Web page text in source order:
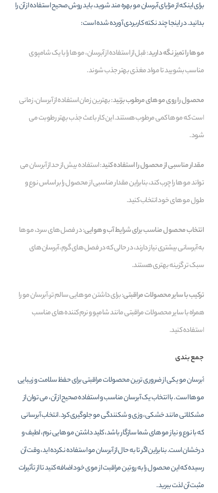
برای اینکه از مزایای آبرسان مو بهره‌ مند شوید، باید روش صحیح استفاده از آن را
بدانید. در اینجا چند نکته کاربردی آورده شده است:
مو ها را تمیز نگه دارید: قبل از استفاده از آبرسان، مو ها را با یک شامپوی
مناسب بشویید تا مواد مغذی بهتر جذب شوند.
محصول را روی مو های مرطوب بزنید: بهترین زمان استفاده از آبرسان، زمانی
است که مو ها کمی مرطوب هستند. این کار باعث جذب بهتر رطوبت می‌
شود.
مقدار مناسبی از محصول را استفاده کنید: استفاده بیش از حد از آبرسان می‌
تواند مو ها را چرب کند، بنابراین مقدار مناسبی از محصول را بر اساس نوع و
طول مو های خود انتخاب کنید.
انتخاب محصول مناسب برای شرایط آب‌ و هوایی: در فصل‌ های سرد، مو ها
به آبرسانی بیشتری نیاز دارند، در حالی که در فصل‌ های گرم، آبرسان‌ های
سبک‌ تر گزینه بهتری هستند.
ترکیب با سایر محصولات مراقبتی: برای داشتن مو هایی سالم‌ تر، آبرسان مو را
همراه با سایر محصولات مراقبتی مانند شامپو و نرم‌ کننده‌ های مناسب
استفاده کنید.
جمع‌ بندی
آبرسان مو یکی از ضروری‌ ترین محصولات مراقبتی برای حفظ سلامت و زیبایی
مو ها است. با انتخاب یک آبرسان مناسب و استفاده صحیح از آن، می‌ توان از
مشکلاتی مانند خشکی، وزی و شکنندگی مو جلوگیری کرد. انتخاب آبرسانی
که با نوع و نیاز مو های شما سازگار باشد، کلید داشتن مو هایی نرم، لطیف و
درخشان است. بنابراین اگر تا به حال از آبرسان مو استفاده نکرده‌ اید، وقت آن
رسیده که این محصول را به روتین مراقبت از موی خود اضافه کنید تا از تأثیرات
مثبت آن لذت ببرید.